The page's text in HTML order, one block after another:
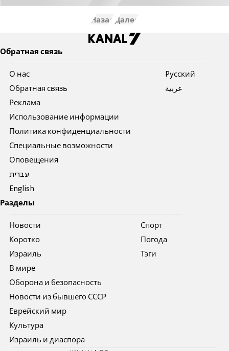
Назад Далее
Обратная связь
О нас
Обратная связь
Реклама
Использование информации
Политика конфиденциальности
Специальные возможности
Оповещения
עברית
English
Pусский
عربية
Разделы
Новости
Коротко
Израиль
В мире
Оборона и безопасность
Новости из бывшего СССР
Еврейский мир
Культура
Израиль и диаспора
Спорт
Погода
Тэги